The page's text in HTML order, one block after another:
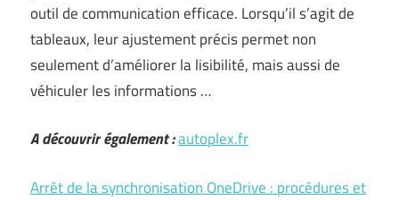
outil de communication efficace. Lorsqu’il s’agit de
tableaux, leur ajustement précis permet non
seulement d’améliorer la lisibilité, mais aussi de
véhiculer les informations …
A découvrir également :autoplex.fr
Arrêt de la synchronisation OneDrive : procédures et